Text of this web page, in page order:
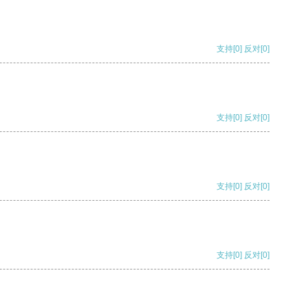
支持[0] 反对[0]
支持[0] 反对[0]
支持[0] 反对[0]
支持[0] 反对[0]